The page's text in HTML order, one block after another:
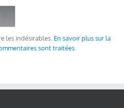
les indésirables. En savoir plus sur la
sont traitées